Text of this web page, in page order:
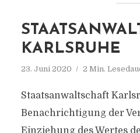
KARLSRUHE
23. Juni 2020 2 Min.
Staatsanwaltschaft
Benachrichtigung der
Einziehung des Wertes